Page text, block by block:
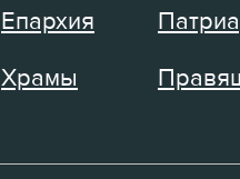
Епархия
Храмы